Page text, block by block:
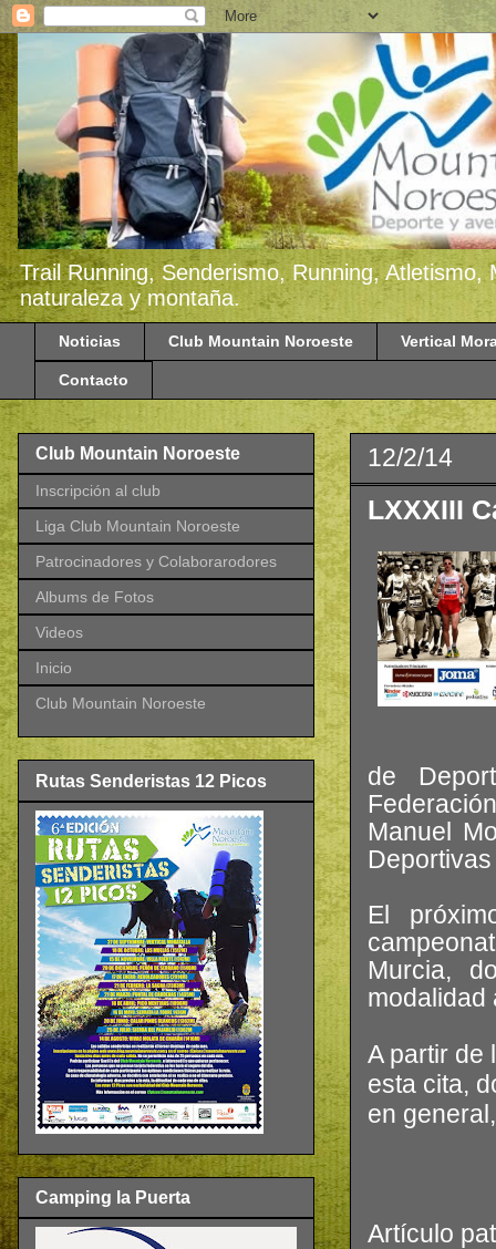
Trail Running, Senderismo, Running,
naturaleza y montaña.
Noticias Club Mountain Noroeste Vertical
Contacto
12/2/14
LXXXIII
de
Manuel
El
Murcia,
modalidad
A partir de
esta cita,
en
Artículo
Club Mountain Noroeste
Inscripción al club
Liga Club Mountain Noroeste
Patrocinadores y Colaborarodores
Albums de Fotos
Videos
Inicio
Club Mountain Noroeste
Rutas Senderistas 12 Picos
Camping la Puerta